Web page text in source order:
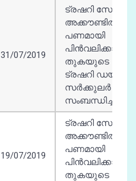
31/07/2019
ട്രഷറി
അക്കൗണ്ടിൽ
പണമായി
തുകയുടെ
ട്രഷറി
സർക്കുലർ -
സംബന്ധിച്ച്
19/07/2019
ട്രഷറി
അക്കൗണ്ടിൽ
പണമായി
തുകയുടെ